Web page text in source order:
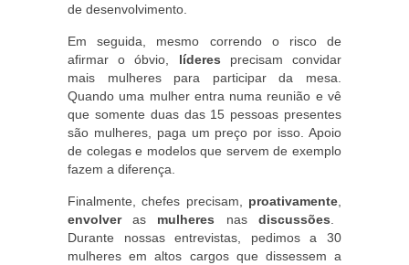
de desenvolvimento.
Em seguida, mesmo correndo o risco de
afirmar o óbvio, líderes precisam convidar
mais mulheres para participar da mesa.
Quando uma mulher entra numa reunião e vê
que somente duas das 15 pessoas presentes
são mulheres, paga um preço por isso. Apoio
de colegas e modelos que servem de exemplo
fazem a diferença.
Finalmente, chefes precisam, proativamente,
envolveras mulheres nas discussões.
Durante nossas entrevistas, pedimos a 30
mulheres em altos cargos que dissessem a